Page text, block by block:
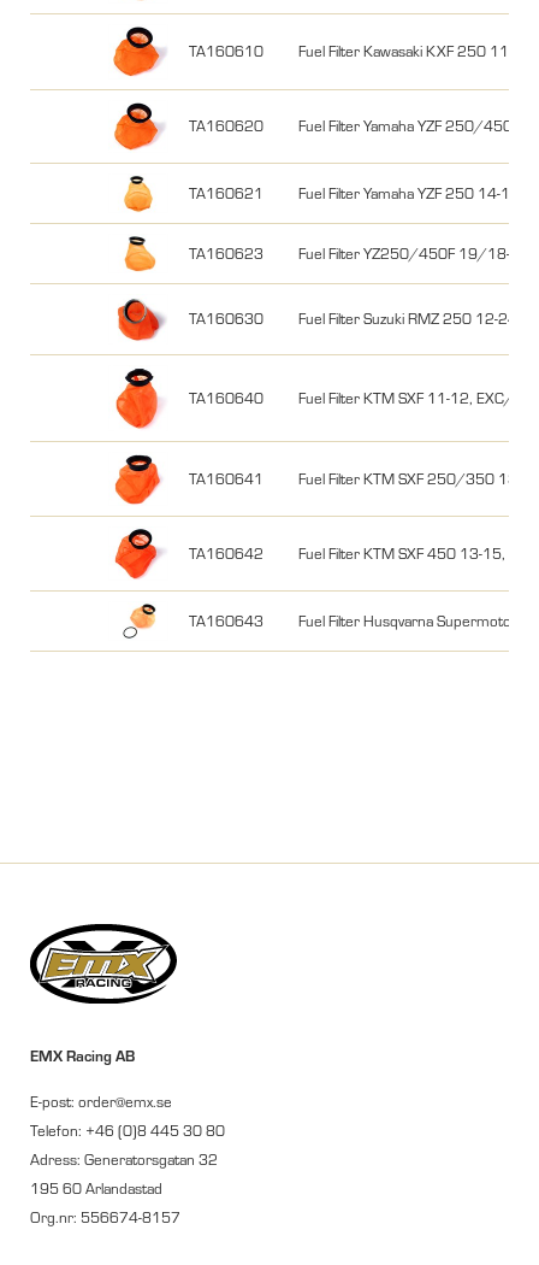
TA160610 Fuel Filter Kawasaki KXF 250 11-
TA160620 Fuel Filter Yamaha YZF 250/450
TA160621 Fuel Filter Yamaha YZF 250 14-
TA160623 Fuel Filter YZ250/450F 19/18-
TA160630 Fuel Filter Suzuki RMZ 250 12-24,
TA160640 Fuel Filter KTM SXF 11-12, EXC/F
TA160641 Fuel Filter KTM SXF 250/350 13-
TA160642 Fuel Filter KTM SXF 450 13-15,
TA160643 Fuel Filter Husqvarna Supermoto/
EMX Racing AB
E-post: order@emx.se
Telefon: +46 (0)8 445 30 80
Adress: Generatorsgatan 32
195 60 Arlandastad
Org.nr: 556674-8157